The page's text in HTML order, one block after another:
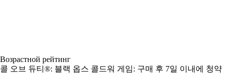
Возрастной рейтинг
콜 오브 듀티®: 블랙 옵스 콜드워 게임: 구매 후 7일 이내에 청약